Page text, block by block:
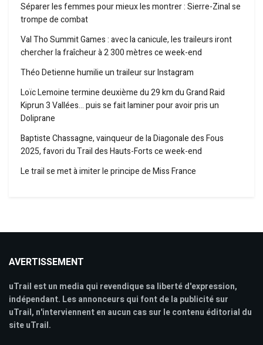
Séparer les femmes pour mieux les montrer : Sierre-Zinal se
trompe de combat
Val Tho Summit Games : avec la canicule, les traileurs iront
chercher la fraîcheur à 2 300 mètres ce week-end
Théo Detienne humilie un traileur sur Instagram
Loïc Lemoine termine deuxième du 29 km du Grand Raid
Kiprun 3 Vallées… puis se fait laminer pour avoir pris un
Doliprane
Baptiste Chassagne, vainqueur de la Diagonale des Fous
2025, favori du Trail des Hauts-Forts ce week-end
Le trail se met à imiter le principe de Miss France
AVERTISSEMENT
uTrail est un media qui revendique sa liberté d'expression,
indépendant. Les annonceurs qui font de la publicité sur
uTrail, n'interviennent en aucun cas sur le contenu éditorial du
site uTrail.